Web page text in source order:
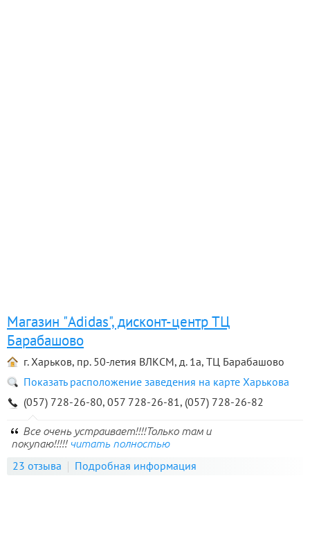
Магазин "Adidas", дисконт-центр ТЦ
Барабашово
г. Харьков, пр. 50-летия ВЛКСМ, д. 1а, ТЦ Барабашово
Показать расположение заведения на карте Харькова
(057) 728-26-80, 057 728-26-81, (057) 728-26-82
Все очень устраивает!!!!Только там и
покупаю!!!!! читать полностью
23 отзыва Подробная информация